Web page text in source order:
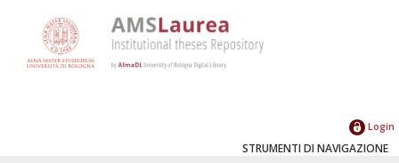
Login
STRUMENTI DI NAVIGAZIONE